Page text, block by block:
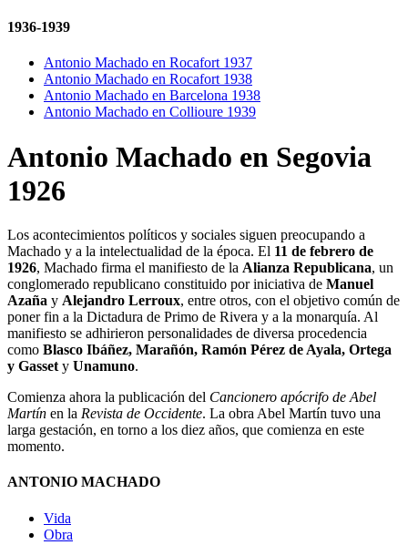
1936-1939
Antonio Machado en Rocafort 1937
Antonio Machado en Rocafort 1938
Antonio Machado en Barcelona 1938
Antonio Machado en Collioure 1939
Antonio Machado en Segovia
1926
Los acontecimientos políticos y sociales siguen preocupando a
Machado y a la intelectualidad de la época. El 11 de febrero de
1926, Machado firma el manifiesto de la Alianza Republicana, un
conglomerado republicano constituido por iniciativa de Manuel
Azaña y Alejandro Lerroux, entre otros, con el objetivo común de
poner fin a la Dictadura de Primo de Rivera y a la monarquía. Al
manifiesto se adhirieron personalidades de diversa procedencia
como Blasco Ibáñez, Marañón, Ramón Pérez de Ayala, Ortega
y Gasset y Unamuno.
Comienza ahora la publicación del Cancionero apócrifo de Abel
Martín en la Revista de Occidente. La obra Abel Martín tuvo una
larga gestación, en torno a los diez años, que comienza en este
momento.
ANTONIO MACHADO
Vida
Obra